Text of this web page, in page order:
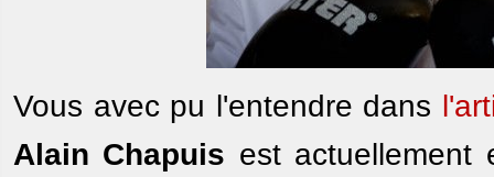
Vous avec pu l'entendre dans
Alain Chapuis est actuellement